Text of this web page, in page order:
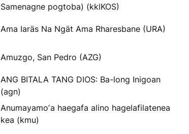
Samenagne pogtoba) (kklKOS)
Ama Iaräs Na Ngät Ama Rharesbane (URA)
Amuzgo, San Pedro (AZG)
ANG BITALA TANG DIOS: Ba-long Inigoan
(agn)
Anumayamoʼa haegafa alino hagelafilatenea
kea (kmu)